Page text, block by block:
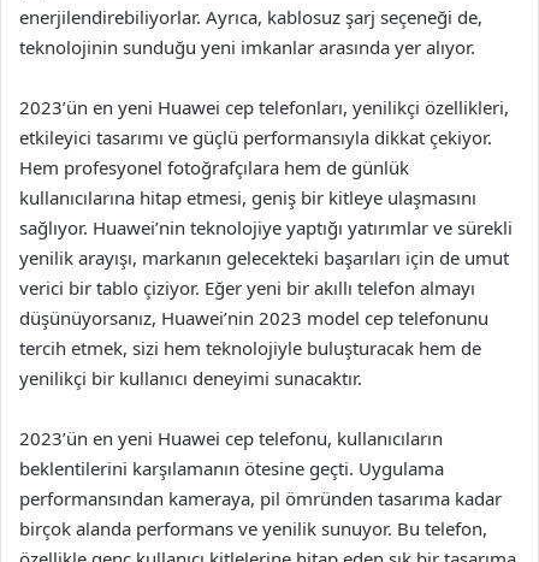
enerjilendirebiliyorlar. Ayrıca, kablosuz şarj seçeneği de,
teknolojinin sunduğu yeni imkanlar arasında yer alıyor.
2023’ün en yeni Huawei cep telefonları, yenilikçi özellikleri,
etkileyici tasarımı ve güçlü performansıyla dikkat çekiyor.
Hem profesyonel fotoğrafçılara hem de günlük
kullanıcılarına hitap etmesi, geniş bir kitleye ulaşmasını
sağlıyor. Huawei’nin teknolojiye yaptığı yatırımlar ve sürekli
yenilik arayışı, markanın gelecekteki başarıları için de umut
verici bir tablo çiziyor. Eğer yeni bir akıllı telefon almayı
düşünüyorsanız, Huawei’nin 2023 model cep telefonunu
tercih etmek, sizi hem teknolojiyle buluşturacak hem de
yenilikçi bir kullanıcı deneyimi sunacaktır.
2023’ün en yeni Huawei cep telefonu, kullanıcıların
beklentilerini karşılamanın ötesine geçti. Uygulama
performansından kameraya, pil ömründen tasarıma kadar
birçok alanda performans ve yenilik sunuyor. Bu telefon,